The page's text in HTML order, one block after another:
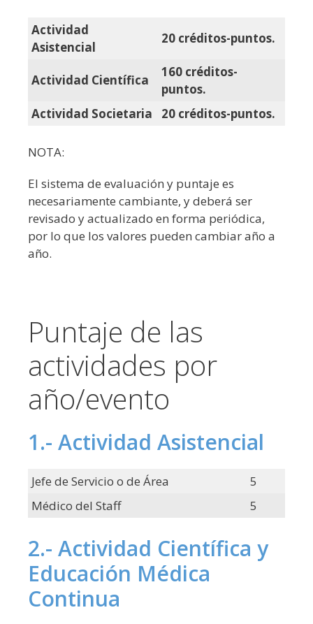
Actividad
Asistencial
20 créditos-puntos.
Actividad Científica
160 créditos-
puntos.
Actividad Societaria
20 créditos-puntos.
NOTA:
El sistema de evaluación y puntaje es
necesariamente cambiante, y deberá ser
revisado y actualizado en forma periódica,
por lo que los valores pueden cambiar año a
año.
Puntaje de las
actividades por
año/evento
1.- Actividad Asistencial
Jefe de Servicio o de Área
5
Médico del Staff
5
2.- Actividad Científica y
Educación Médica
Continua